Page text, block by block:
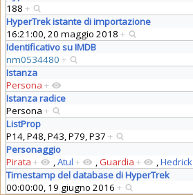
188 +
HyperTrek istante di importazione
16:21:00, 20 maggio 2018 +
Identificativo su IMDB
nm0534480 +
Istanza
Persona +
Istanza radice
Persona +
ListProp
P14, P48, P43, P79, P37 +
Personaggio
Pirata + ,Atul + ,Guardia + ,Hedrick
Timestamp del database di HyperTrek
00:00:00, 19 giugno 2016 +